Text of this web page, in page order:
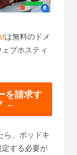
は無料のドメ
ブホスティ
を請求す
←
ら、ポッドキ
定する必要が